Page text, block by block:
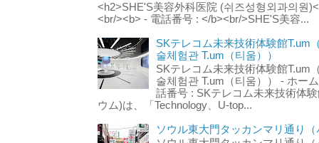
<h2>SHE'S美容外科医院 (쉬즈성형외과의원
<br/><b> - 電話番号 : </b><br/>SHE'S美容...
SKテレコム未来技術体験館T.um
술체험관 T.um（티움））
SKテレコム未来技術体験館T.um
술체험관 T.um（티움）） - ホー
話番号 : SKテレコム未来技術体
ウム)は、「Technology、U-top...
ソウル東大門タッカンマリ通り